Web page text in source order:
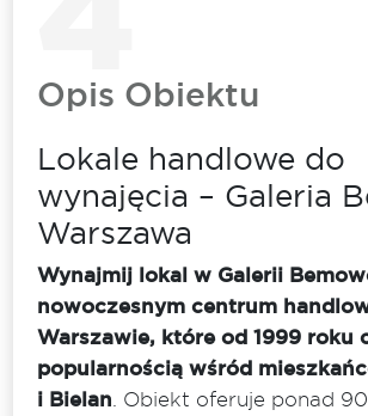
Opis Obiektu
Lokale handlowe do
wynajęcia – Galeria
Warszawa
Wynajmij lokal w Galerii
nowoczesnym centrum
Warszawie, które od 1999 roku
popularnością wśród
i Bielan . Obiekt oferuje ponad